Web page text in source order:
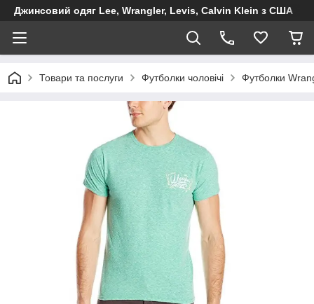
Джинсовий одяг Lee, Wrangler, Levis, Calvin Klein з США
Товари та послуги Футболки чоловічі Футболки